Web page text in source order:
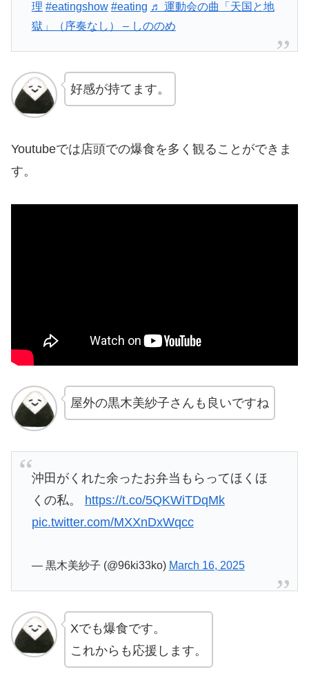
理 #eatingshow #eating ♬ 運動会の曲「天国と地
獄」（序奏なし） – しののめ
好感が持てます。
Youtubeでは店頭での爆食を多く観ることができま
す。
屋外の黒木美紗子さんも良いですね
沖田がくれた余ったお弁当もらってほくほ
くの私。
https://t.co/5QKWiTDqMk
pic.twitter.com/MXXnDxWqcc
— 黒木美紗子 (@96ki33ko) March 16, 2025
Xでも爆食です。
これからも応援します。